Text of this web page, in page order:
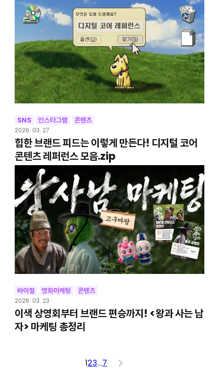
SNS 인스타그램 콘텐츠
2026. 03. 27
힙한 브랜드 피드는 이렇게 만든다! 디지털 코어
콘텐츠 레퍼런스 모음.zip
바이럴 영화마케팅 콘텐츠
2026. 03. 23
이색 상영회부터 브랜드 편승까지! <왕과 사는 남
자> 마케팅 총정리
123…7 >